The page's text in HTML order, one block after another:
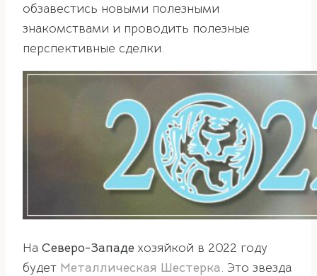
обзавестись новыми полезными
знакомствами и проводить полезные
перспективные сделки.
На Северо-Западе хозяйкой в 2022 году
будет Металлическая Шестерка. Это звезда